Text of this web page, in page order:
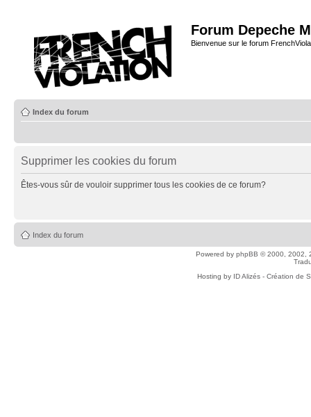
Forum Depeche
Bienvenue sur le forum
Index du forum
Supprimer les cookies du forum
Êtes-vous sûr de vouloir supprimer tous les cookies de ce forum?
Index du forum
Powered by phpBB © 2000, 2002,
Hosting by ID Alizés - Création de